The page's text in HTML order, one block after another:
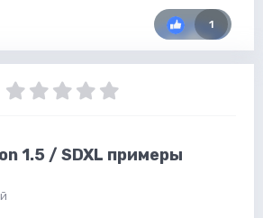
1
1.5 / SDXL примеры